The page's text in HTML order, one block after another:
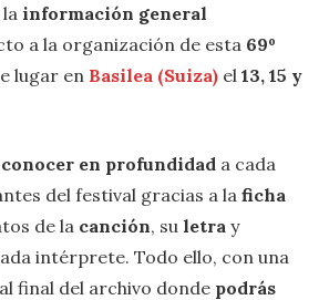
información general
a la organización de esta 69º
lugar en Basilea (Suiza) el 13, 15 y
en profundidad a cada
del festival gracias a la ficha
de la canción, su letra y
intérprete. Todo ello, con una
al final del archivo donde podrás